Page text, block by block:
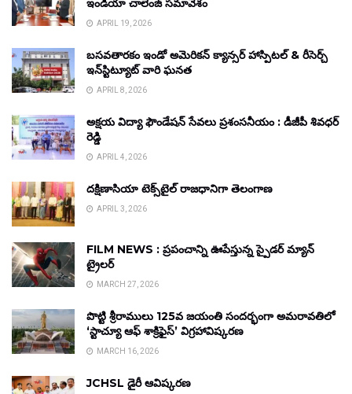
ఇండియా చాలెంజ్ సమావేశం
APRIL 19, 2026
బసవతారకం ఇండో అమెరికన్ క్యాన్సర్ హాస్పిటల్ & రీసెర్చ్
ఇన్‌స్టిట్యూట్ వారి ఘనత
APRIL 8, 2026
అక్షయ విద్యా ఫౌండేషన్ సేవలు ప్రశంసనీయం : డీజీపీ శివధర్
రెడ్డి
APRIL 4, 2026
దక్షిణాసియా టెక్స్‌టైల్ రాజధానిగా తెలంగాణ
APRIL 3, 2026
FILM NEWS : ప్రపంచాన్ని ఊపేస్తున్న స్పైడర్ మ్యాన్
ట్రైలర్
MARCH 27, 2026
పొట్టి శ్రీరాములు 125వ జయంతి సందర్భంగా అమరావతిలో
‘స్టాచ్యూ ఆఫ్ శాక్రిఫైస్’ విగ్రహావిష్కరణ
MARCH 16, 2026
JCHSL డైరీ ఆవిష్కరణ